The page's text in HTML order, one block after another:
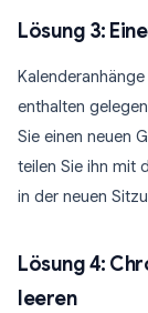
Lösung 3:
enthalten
Sie einen neuen
teilen Sie ihn mit
in der neuen
Lösung 4:
leeren